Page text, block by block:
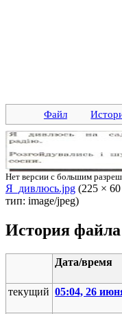
Файл
Нет версии с большим
Я_дивлюсь.jpg (225 ×
тип: image/jpeg)
История файла
Дата/время
текущий 05:04, 26